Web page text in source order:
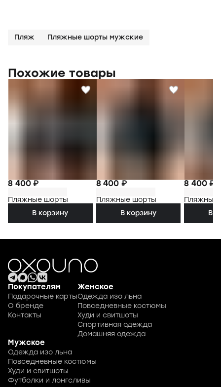
Пляж Пляжные шорты мужские
Похожие товары
8 400 ₽
Пляжные шорты
В корзину
8 400 ₽
Пляжные шорты
В корзину
8 400 ₽
Пляжные
В
Покупателям
Подарочные карты
О бренде
Контакты
Женское
Одежда изо льна
Повседневные костюмы
Худи и свитшоты
Спортивная одежда
Домашняя одежда
Мужское
Одежда изо льна
Повседневные костюмы
Худи и свитшоты
Футболки и лонгсливы